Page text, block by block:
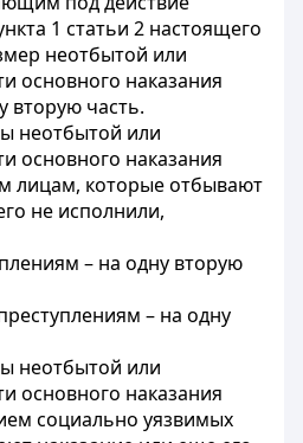
1 статьи 2 настоящего
неотбытой или
основного наказания
вторую часть.
неотбытой или
основного наказания
лицам, которые отбывают
не исполнили,
– на одну вторую
– на одну
неотбытой или
основного наказания
социально уязвимых